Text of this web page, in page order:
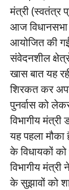
मंत्री (स्वतंत्र
आज विधानसभा
आयोजित की
संवेदनशील
खास बात यह
शिरकत कर
पुनर्वास को
विभागीय
यह पहला मौका
के विधायकों
विभागीय मंत्री
के सुझावों को